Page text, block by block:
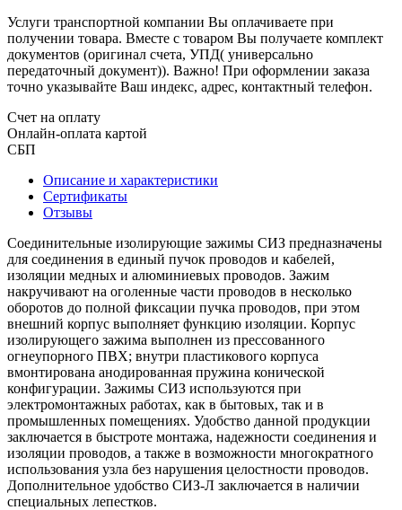
Услуги транспортной компании Вы оплачиваете при
получении товара. Вместе с товаром Вы получаете комплект
документов (оригинал счета, УПД( универсально
передаточный документ)). Важно! При оформлении заказа
точно указывайте Ваш индекс, адрес, контактный телефон.
Счет на оплату
Онлайн-оплата картой
СБП
Описание и характеристики
Сертификаты
Отзывы
Соединительные изолирующие зажимы СИЗ предназначены
для соединения в единый пучок проводов и кабелей,
изоляции медных и алюминиевых проводов. Зажим
накручивают на оголенные части проводов в несколько
оборотов до полной фиксации пучка проводов, при этом
внешний корпус выполняет функцию изоляции. Корпус
изолирующего зажима выполнен из прессованного
огнеупорного ПВХ; внутри пластикового корпуса
вмонтирована анодированная пружина конической
конфигурации. Зажимы СИЗ используются при
электромонтажных работах, как в бытовых, так и в
промышленных помещениях. Удобство данной продукции
заключается в быстроте монтажа, надежности соединения и
изоляции проводов, а также в возможности многократного
использования узла без нарушения целостности проводов.
Дополнительное удобство СИЗ-Л заключается в наличии
специальных лепестков.